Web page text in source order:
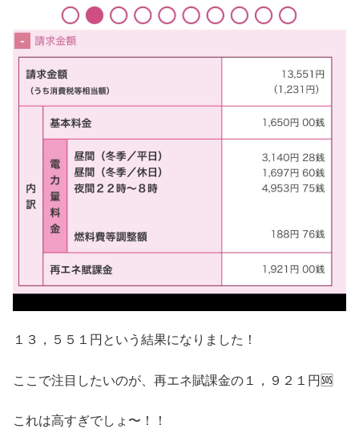
１３，５５１円という結果になりました！
ここで注目したいのが、再エネ賦課金の１，９２１円🆘
これは高すぎでしょ〜！！